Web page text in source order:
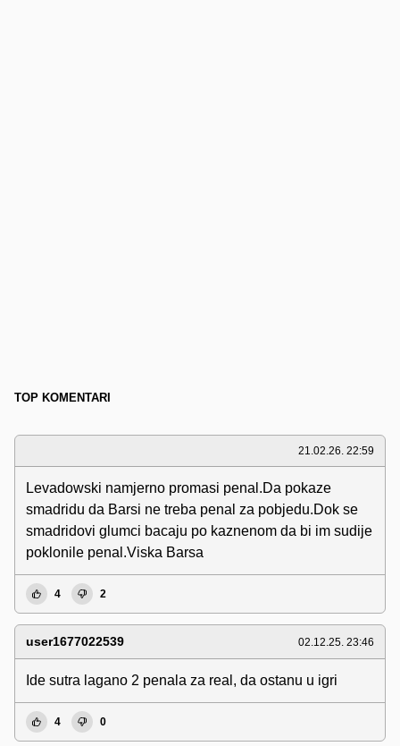
TOP KOMENTARI
21.02.26. 22:59
Levadowski namjerno promasi penal.Da pokaze
smadridu da Barsi ne treba penal za pobjedu.Dok se
smadridovi glumci bacaju po kaznenom da bi im sudije
poklonile penal.Viska Barsa
4 2
user1677022539 02.12.25. 23:46
Ide sutra lagano 2 penala za real, da ostanu u igri
4 0